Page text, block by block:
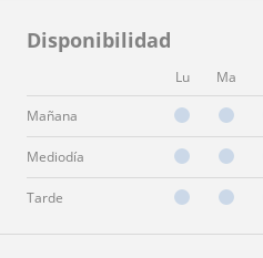
Disponibilidad
Lu Ma
Mañana
Mediodía
Tarde